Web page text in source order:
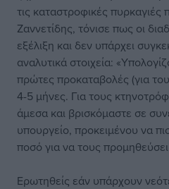
τις καταστροφικές
Ζαννετίδης, τόνισε πως οι
εξέλιξη και δεν υπάρχει
αναλυτικά στοιχεία:
πρώτες προκαταβολές (για
4-5 μήνες. Για τους
άμεσα και βρισκόμαστε σε
υπουργείο, προκειμένου να
ποσό για να τους
Ερωτηθείς εάν υπάρχουν